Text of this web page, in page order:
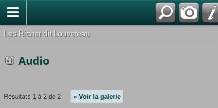
Les Richer dit Louveteau
Audio
Résultats 1 à 2 de 2 » Voir la galerie